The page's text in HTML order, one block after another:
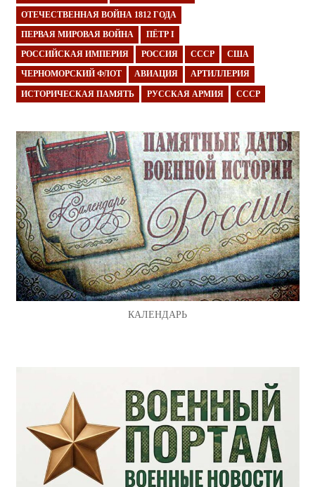
ОТЕЧЕСТВЕННАЯ ВОЙНА 1812 ГОДА
ПЕРВАЯ МИРОВАЯ ВОЙНА ПЁТР I
РОССИЙСКАЯ ИМПЕРИЯ РОССИЯ СССР США
ЧЕРНОМОРСКИЙ ФЛОТ АВИАЦИЯ АРТИЛЛЕРИЯ
ИСТОРИЧЕСКАЯ ПАМЯТЬ РУССКАЯ АРМИЯ СССР
КАЛЕНДАРЬ